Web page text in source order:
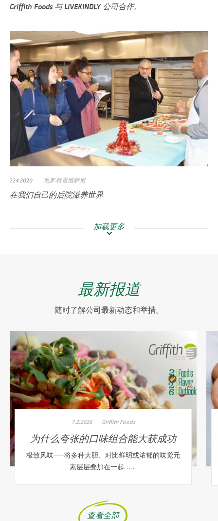
Griffith Foods 与 LIVEKINDLY 公司合作。
7.24.2020 毛罗·特雷维萨尼
在我们自己的后院滋养世界
加载更多
最新报道
随时了解公司最新动态和举措。
7.2.2026 Griffith Foods
为什么夸张的口味组合能大获成功
极致风味——将多种大胆、对比鲜明或浓郁的味觉元
素层层叠加在一起……
查看全部